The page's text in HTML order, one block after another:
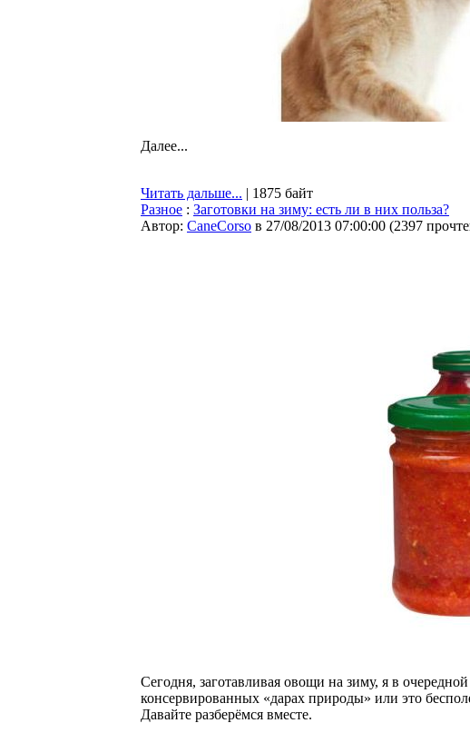
Далее...
Читать дальше... | 1875 байт
Разное : Заготовки на зиму: есть ли в них польза?
Автор: CaneCorso в 27/08/2013 07:00:00 (2397
Сегодня, заготавливая овощи на зиму, я в
консервированных «дарах природы» или это
Давайте разберёмся вместе.